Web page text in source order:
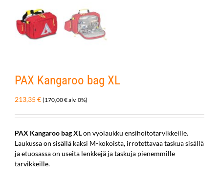
PAX Kangaroo bag XL
213,35 € (170,00€alv. 0%)
PAX Kangaroo bag XLon vyölaukku ensihoitotarvikkeille.
Laukussa on sisällä kaksi M-kokoista, irrotettavaa taskua sisällä
ja etuosassa on useita lenkkejä ja taskuja pienemmille
tarvikkeille.